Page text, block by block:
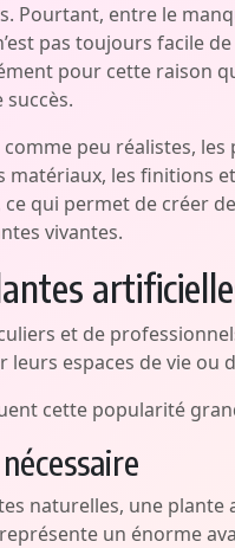
Pourtant, entre le
pas toujours facile
pour cette raison
peu réalistes,
matériaux, les finitions
qui permet de créer
vivantes.
et de
espaces de vie ou
cette popularité
naturelles, une plante
un énorme